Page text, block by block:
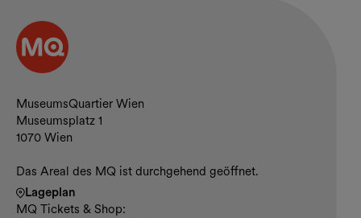
Kontakt und Öffnungszeiten
MuseumsQuartier Wien
Museumsplatz 1
1070 Wien
Das Areal des MQ ist durchgehend geöffnet.
Lageplan
MQ Tickets & Shop: